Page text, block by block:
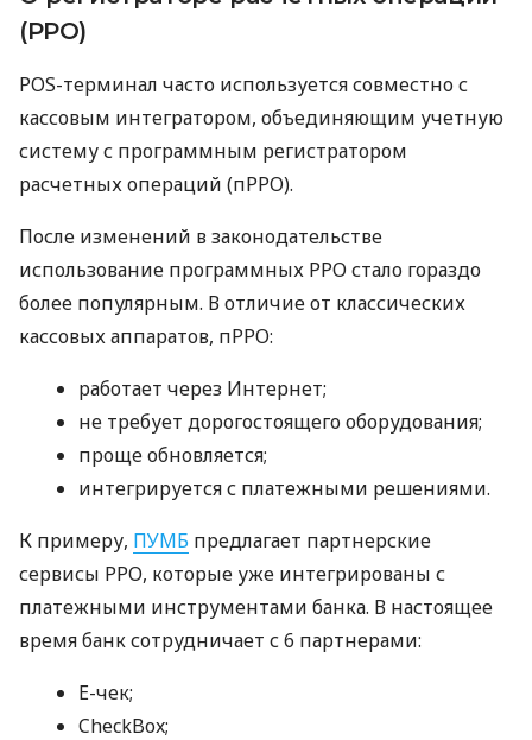
(РРО)
POS-терминал часто используется совместно с
кассовым интегратором, объединяющим учетную
систему с программным регистратором
расчетных операций (пРРО).
После изменений в законодательстве
использование программных РРО стало гораздо
более популярным. В отличие от классических
кассовых аппаратов, пРРО:
работает через Интернет;
не требует дорогостоящего оборудования;
проще обновляется;
интегрируется с платежными решениями.
К примеру, ПУМБ предлагает партнерские
сервисы РРО, которые уже интегрированы с
платежными инструментами банка. В настоящее
время банк сотрудничает с 6 партнерами:
E-чек;
CheckBox;